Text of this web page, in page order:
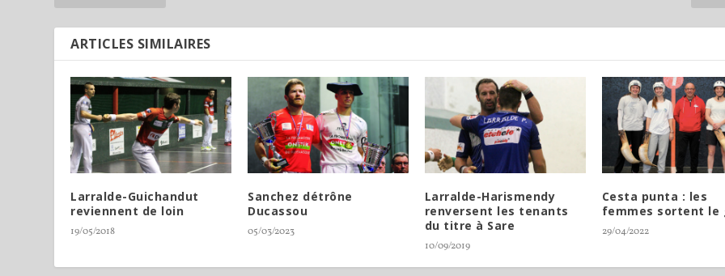
ARTICLES SIMILAIRES
Larralde-Guichandut
reviennent de loin
19/05/2018
Sanchez détrône
Ducassou
05/03/2023
Larralde-Harismendy
renversent les tenants
du titre à Sare
10/09/2019
Cesta punta : les
femmes sortent le
29/04/2022